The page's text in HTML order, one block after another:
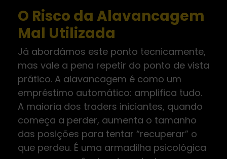
O Risco da Alavancagem
Mal Utilizada
Já abordámos este ponto tecnicamente,
mas vale a pena repetir do ponto de vista
prático. A alavancagem é como um
empréstimo automático: amplifica tudo.
A maioria dos traders iniciantes, quando
começa a perder, aumenta o tamanho
das posições para tentar “recuperar” o
que perdeu. É uma armadilha psicológica